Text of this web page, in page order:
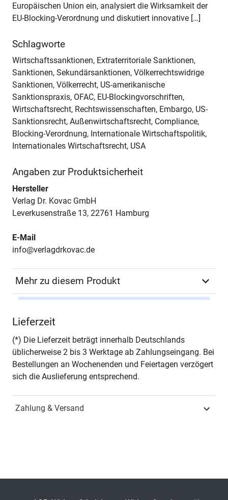
Europäischen Union ein, analysiert die Wirksamkeit der
EU-Blocking-Verordnung und diskutiert innovative […]
Schlagworte
Wirtschaftssanktionen, Extraterritoriale Sanktionen,
Sanktionen, Sekundärsanktionen, Völkerrechtswidrige
Sanktionen, Völkerrecht, US-amerikanische
Sanktionspraxis, OFAC, EU-Blockingvorschriften,
Wirtschaftsrecht, Rechtswissenschaften, Embargo, US-
Sanktionsrecht, Außenwirtschaftsrecht, Compliance,
Blocking-Verordnung, Internationale Wirtschaftspolitik,
Internationales Wirtschaftsrecht, USA
Angaben zur Produktsicherheit
Hersteller
Verlag Dr. Kovac GmbH
Leverkusenstraße 13, 22761 Hamburg
E-Mail
info@verlagdrkovac.de
Mehr zu diesem Produkt
Seiten
Jahr Hamburg 2025
Fachdisziplin
Lieferzeit
(*) Die Lieferzeit beträgt innerhalb Deutschlands
üblicherweise 2 bis 3 Werktage ab Zahlungseingang. Bei
Bestellungen an Wochenenden und Feiertagen verzögert
sich die Auslieferung entsprechend.
Zahlung & Versand